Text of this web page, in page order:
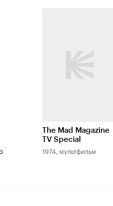
The Mad Magazine
TV Special
1974, мультфильм